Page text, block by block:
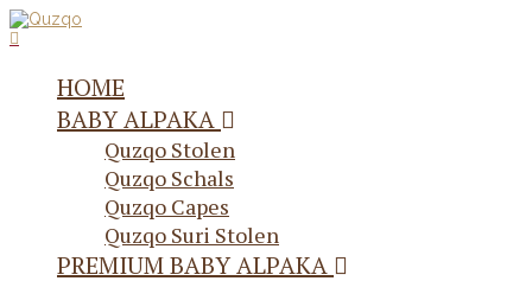
HOME
BABY ALPAKA
Quzqo Stolen
Quzqo Schals
Quzqo Capes
Quzqo Suri Stolen
PREMIUM BABY ALPAKA